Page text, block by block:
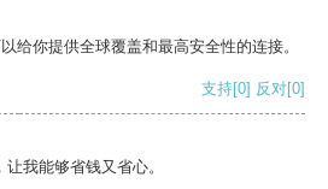
给你提供全球覆盖和最高安全性的连接。
支持[0] 反对[0]
我能够省钱又省心。